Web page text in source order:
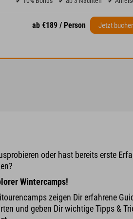
ab €189 / Person Jetzt
oder hast bereits erste
Wintercamps!
zeigen Dir erfahrene
und geben Dir wichtige Tipps &